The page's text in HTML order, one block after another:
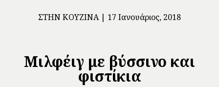
ΣΤΗΝ ΚΟΥΖΊΝΑ 17 Ιανουάριος, 2018
Μιλφέιγ με βύσσινο και
φιστίκια